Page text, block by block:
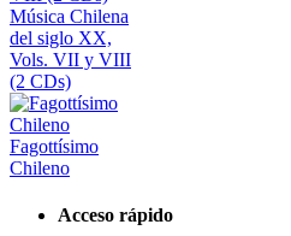
Música Chilena
del siglo XX,
Vols. VII y VIII
(2 CDs)
Fagottísimo
Chileno
Acceso rápido